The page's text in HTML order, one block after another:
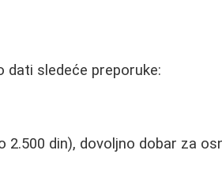
dati sledeće preporuke:
2.500 din), dovoljno dobar za